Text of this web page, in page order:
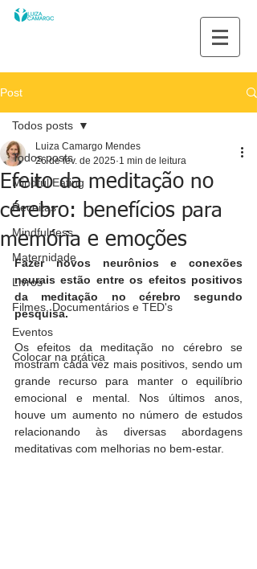
Post
Todos posts
Mindful Eating
Receitas
Mindfulness
Maternidade
Livros
Filmes, Documentários e TED's
Eventos
Colocar na prática
Todos posts
Efeito da meditação no
cérebro: benefícios para
memória e emoções
Luiza Camargo Mendes
26 de fev. de 2025 1 min de leitura
Fazer novos neurônios e conexões
neurais estão entre os efeitos positivos
da meditação no cérebro segundo
pesquisa.
Os efeitos da meditação no cérebro se
mostram cada vez mais positivos, sendo um
grande recurso para manter o equilíbrio
emocional e mental. Nos últimos anos,
houve um aumento no número de estudos
relacionando às diversas abordagens
meditativas com melhorias no bem-estar.